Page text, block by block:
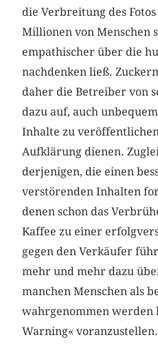
die Verbreitung des
Millionen von Menschen
empathischer über die
nachdenken ließ.
daher die Betreiber von
dazu auf, auch
Inhalte zu
Aufklärung dienen.
derjenigen, die einen
verstörenden Inhalten
denen schon das
Kaffee zu einer
gegen den Verkäufer
mehr und mehr dazu
manchen Menschen als
wahrgenommen werden
Warning«